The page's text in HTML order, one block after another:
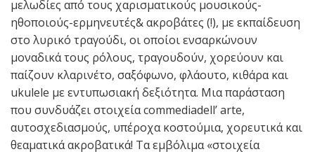
μελωδίες από τους χαρισματικούς μουσικούς-
ηθοποιούς-ερμηνευτές& ακροβάτες (!), με εκπαίδευση
στο λυρικό τραγούδι, οι οποίοι ενσαρκώνουν
μοναδικά τους ρόλους, τραγουδούν, χορεύουν και
παίζουν κλαρινέτο, σαξόφωνο, φλάουτο, κιθάρα και
ukulele με εντυπωσιακή δεξιότητα. Μια παράσταση
που συνδυάζει στοιχεία commediadell’ arte,
αυτοσχεδιασμούς, υπέροχα κοστούμια, χορευτικά και
θεαματικά ακροβατικά! Τα εμβόλιμα «στοιχεία